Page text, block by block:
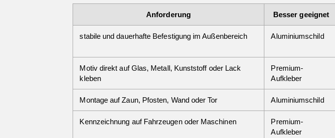
Anforderung Besser geeignet
stabile und dauerhafte Befestigung im Außenbereich Aluminiumschild
Motiv direkt auf Glas, Metall, Kunststoff oder Lack
kleben
Premium-
Aufkleber
Montage auf Zaun, Pfosten, Wand oder Tor Aluminiumschild
Kennzeichnung auf Fahrzeugen oder Maschinen
Premium-
Aufkleber